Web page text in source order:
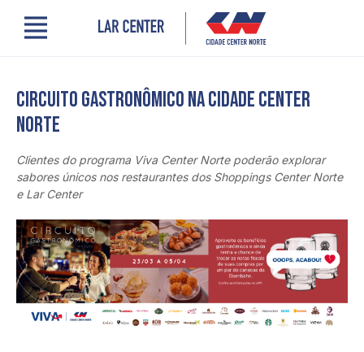
Menu
Lojas, Gastronomia e Serviços
Cinema
Encontre um profissional
Novidades
Quem somos
Localização
Contato
PRO LAR
Circuito Gastronômico na Cidade Center
Norte
Clientes do programa Viva Center Norte poderão explorar
sabores únicos nos restaurantes dos Shoppings Center Norte
e Lar Center